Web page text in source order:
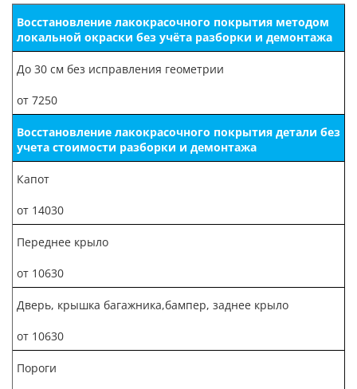
Восстановление лакокрасочного покрытия методом
локальной окраски без учёта разборки и демонтажа
До 30 см без исправления геометрии
от 7250
Восстановление лакокрасочного покрытия детали без
учета стоимости разборки и демонтажа
Капот
от 14030
Переднее крыло
от 10630
Дверь, крышка багажника,бампер, заднее крыло
от 10630
Пороги